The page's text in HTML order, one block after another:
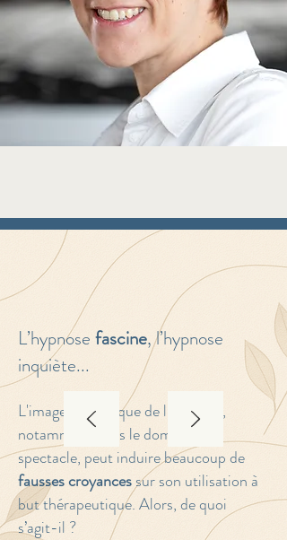
L’hypnose fascine, l’hypnose
inquiète...
L'image médiatique de l'hypnose,
notamment dans le domaine du
spectacle, peut induire beaucoup de
fausses croyancessur son utilisation à
but thérapeutique. Alors, de quoi
s’agit-il ?